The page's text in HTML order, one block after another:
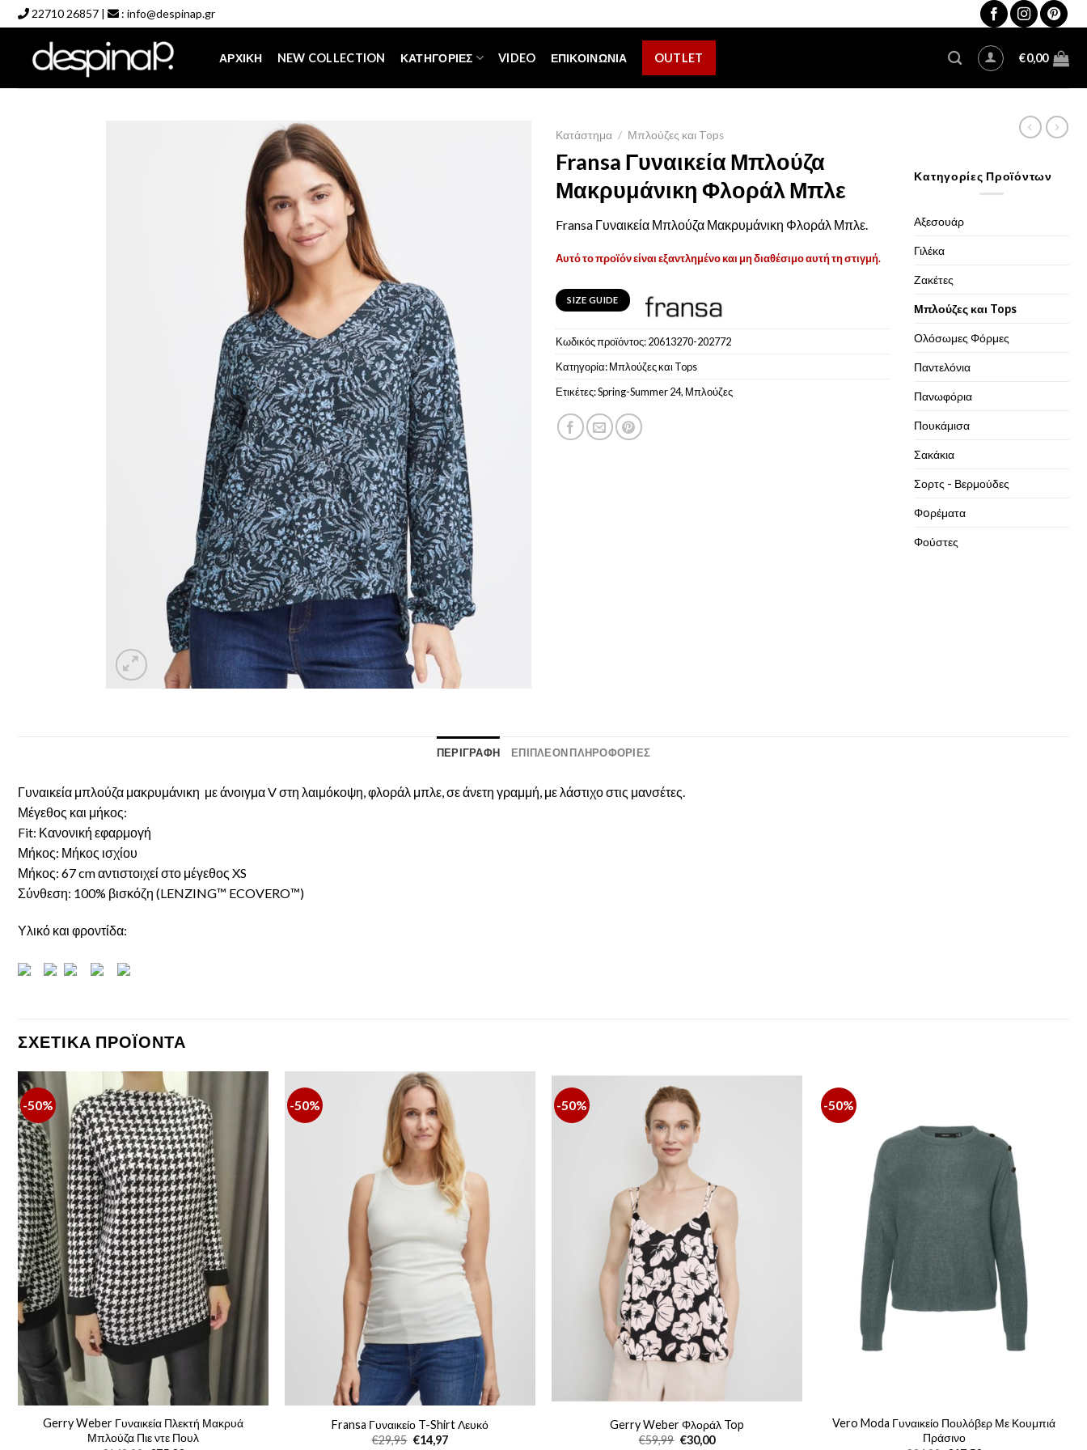
to
content
22710 26857 | : info@despinap.gr
ΑΡΧΙΚΉ NEW COLLECTION ΚΑΤΗΓΟΡΊΕΣ VIDEO ΕΠΙΚΟΙΝΩΝΊΑ OUTLET €0,00
Κατάστημα / Μπλούζες και Tops
Fransa Γυναικεία Μπλούζα
Μακρυμάνικη Φλοράλ Μπλε
Fransa Γυναικεία Μπλούζα Μακρυμάνικη Φλοράλ Μπλε.
Αυτό το προϊόν είναι εξαντλημένο και μη διαθέσιμο αυτή τη στιγμή.
SIZE GUIDE
Κωδικός προϊόντος:20613270-202772
Κατηγορία:Μπλούζες και Tops
Ετικέτες:Spring-Summer 24, Μπλούζες
Κατηγορίες Προϊόντων
Αξεσουάρ
Γιλέκα
Ζακέτες
Μπλούζες και Tops
Ολόσωμες Φόρμες
Παντελόνια
Πανωφόρια
Πουκάμισα
Σακάκια
Σορτς - Βερμούδες
Φoρέματα
Φούστες
ΠΕΡΙΓΡΑΦΉ ΕΠΙΠΛΈΟΝ ΠΛΗΡΟΦΟΡΊΕΣ
Γυναικεία μπλούζα μακρυμάνικη με άνοιγμα V στη λαιμόκοψη, φλοράλ μπλε, σε άνετη γραμμή, με λάστιχο στις μανσέτες.
Μέγεθος και μήκος:
Fit: Κανονική εφαρμογή
Μήκος: Μήκος ισχίου
Μήκος: 67 cm αντιστοιχεί στο μέγεθος XS
Σύνθεση: 100% βισκόζη (LENZING™ ECOVERO™)
Υλικό και φροντίδα:
ΣΧΕΤΙΚΆ ΠΡΟΪΌΝΤΑ
-50%
Gerry Weber Γυναικεία Πλεκτή Μακρυά
Μπλούζα Πιε ντε Πουλ
-50%
Fransa Γυναικείο T-Shirt Λευκό
€29,95 Original
€14,97Η
-50%
Gerry Weber Φλοράλ Top
€59,99 Original
€30,00Η
-50%
Vero Moda Γυναικείο Πουλόβερ Με Κουμπιά
Πράσινο